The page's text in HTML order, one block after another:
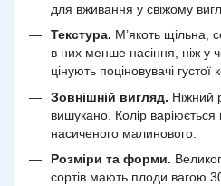
для вживання у свіжому
Текстура. М’якоть щільна,
в них менше насіння, ніж у
цінують поціновувачі густої
Зовнішній вигляд. Ніжний
вишукано. Колір варіюється
насиченого малинового.
Розміри та форми.
сортів мають плоди вагою